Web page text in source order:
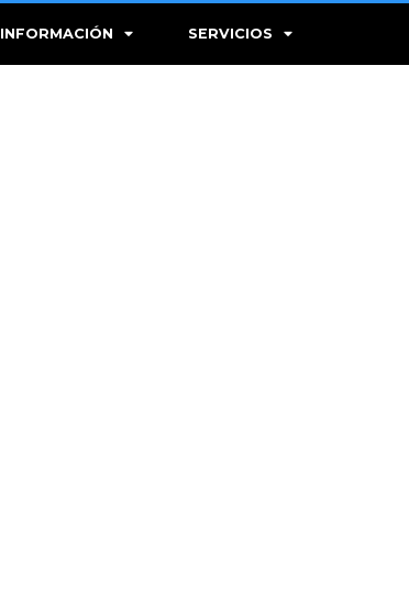
INFORMACIÓN SERVICIOS